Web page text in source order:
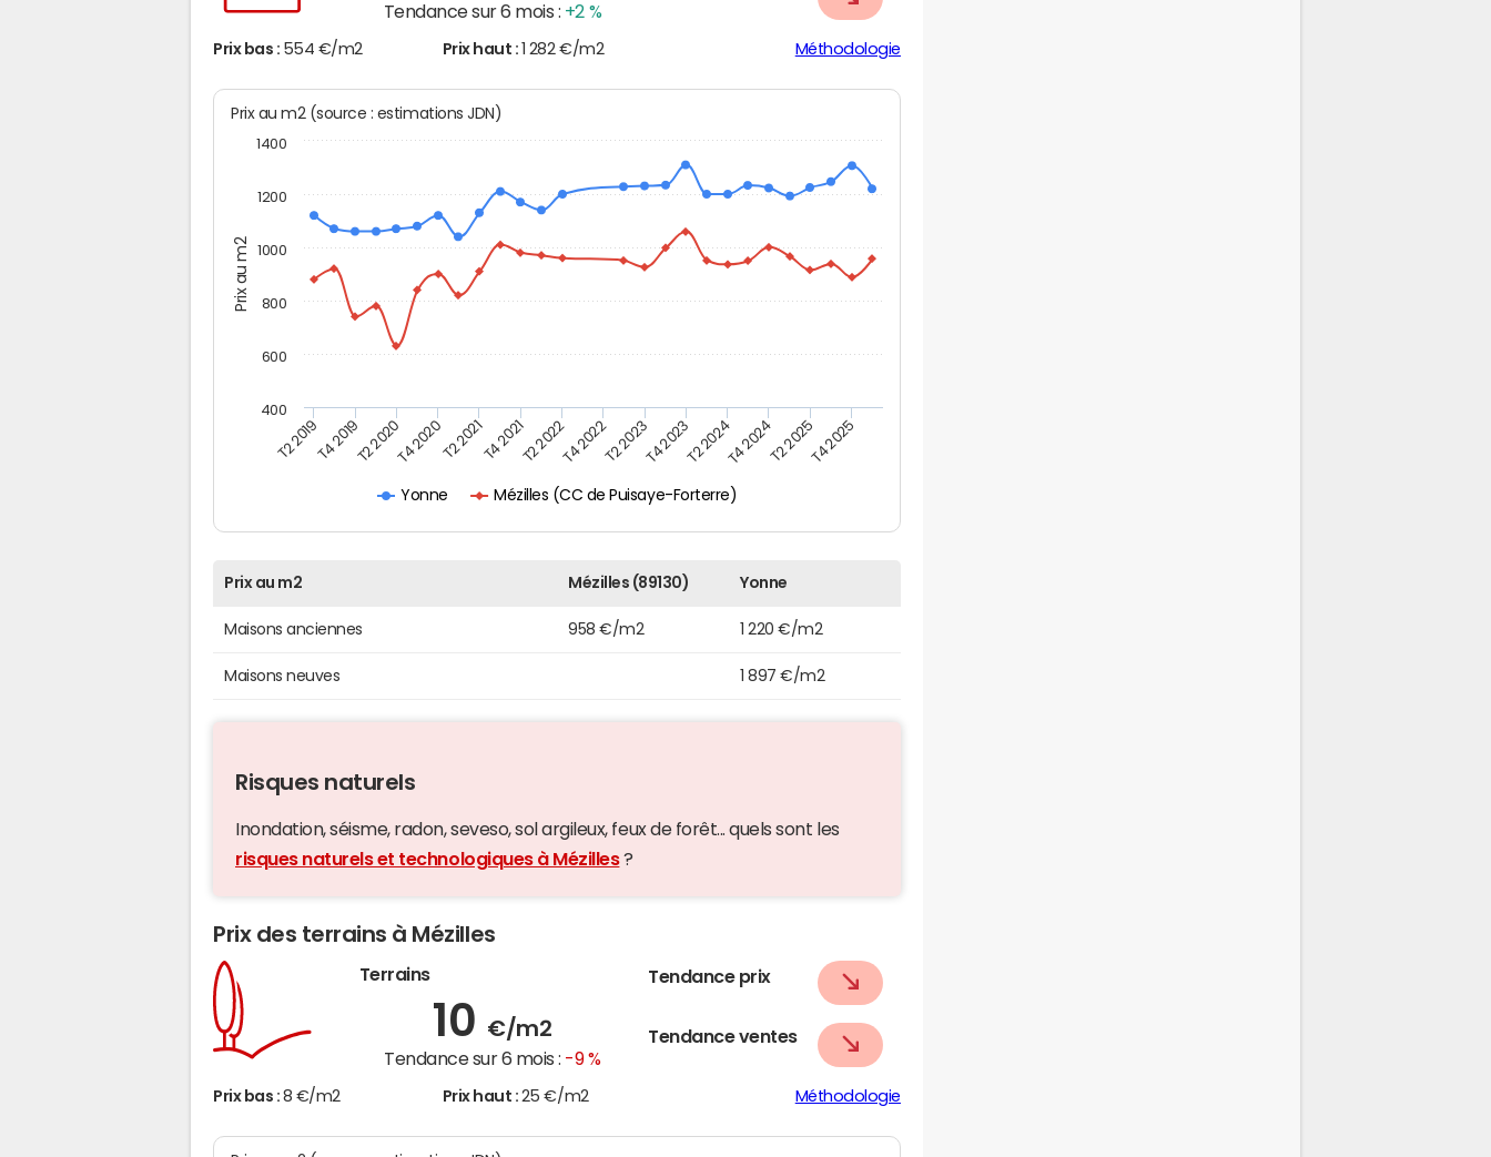
Tendance sur 6 mois : +2 %
Prix bas : 554 €/m2 Prix haut : 1 282 €/m2 Méthodologie
Prix au m2
Prix au m2 (source : estimations JDN)
Yonne Mézilles (CC de Puisaye-Forterre)
T2 2019T4 2019T2 2020T4 2020T2 2021T4 2021T2 2022T4 2022T2 2023T4 2023T2 2024T4 2024T2 2025T4 2025
400
600
800
1000
1200
1400
Prix au m2 Mézilles (89130) Yonne
Maisons anciennes 958 €/m2 1 220 €/m2
Maisons neuves 1 897 €/m2
Risques naturels
Inondation, séisme, radon, seveso, sol argileux, feux de forêt... quels sont les
risques naturels et technologiques à Mézilles?
Prix des terrains à Mézilles
Terrains
10 €/m2
Tendance sur 6 mois : -9 %
Tendance prix
Tendance ventes
Prix bas : 8 €/m2 Prix haut : 25 €/m2 Méthodologie